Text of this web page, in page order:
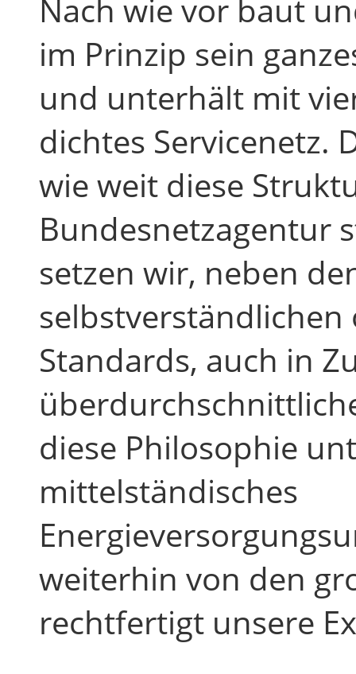
Nach wie vor baut
im Prinzip sein
und unterhält mit
dichtes Servicenetz.
wie weit diese
Bundesnetzagentur
setzen wir, neben
Standards, auch in
diese Philosophie
mittelständisches
weiterhin von den
rechtfertigt unsere